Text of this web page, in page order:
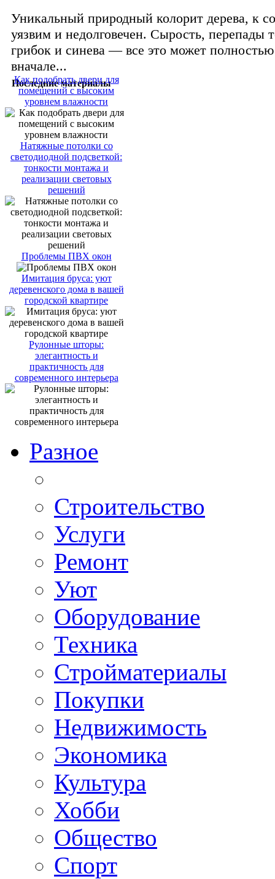
Уникальный природный колорит дерева, к
уязвим и недолговечен. Сырость, перепады
грибок и синева — все это может
вначале...
Последние материалы
Как подобрать двери для
помещений с высоким
уровнем влажности
Натяжные потолки со
светодиодной подсветкой:
тонкости монтажа и
реализации световых
решений
Проблемы ПВХ окон
Имитация бруса: уют
деревенского дома в вашей
городской квартире
Рулонные шторы:
элегантность и
практичность для
современного интерьера
Разное
Строительство
Услуги
Ремонт
Уют
Оборудование
Техника
Стройматериалы
Покупки
Недвижимость
Экономика
Культура
Хобби
Общество
Спорт